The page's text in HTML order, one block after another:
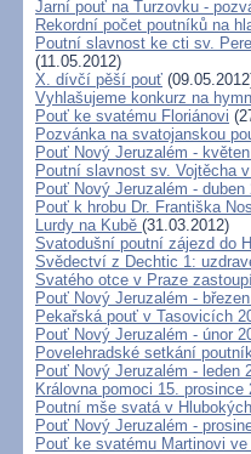
Jarní pouť na Turzovku -
Rekordní počet poutníků na
Poutní slavnost ke cti sv.
(11.05.2012)
X. dívčí pěší pouť
Vyhlašujeme konkurz na
Pouť ke svatému Floriánovi
Pozvánka na svatojanskou
Pouť Nový Jeruzalém -
Poutní slavnost sv. Vojtěcha
Pouť Nový Jeruzalém - duben
Pouť k hrobu Dr. Františka
Lurdy na Kubě (31.03.2012)
Svatodušní poutní zájezd do
Svědectví z Dechtic 1:
Svatého otce v Praze
Pouť Nový Jeruzalém -
Pekařská pouť v Tasovicích
Pouť Nový Jeruzalém - únor
Povelehradské setkání
Pouť Nový Jeruzalém - leden
Královna pomoci 15. prosince
Poutní mše svatá v
Pouť Nový Jeruzalém -
Pouť ke svatému Martinovi